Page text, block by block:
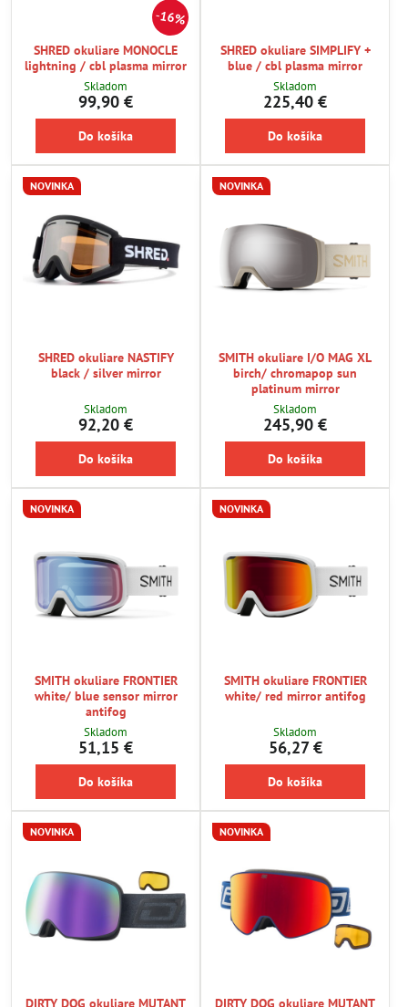
16%
SHRED okuliare MONOCLE
lightning / cbl plasma mirror
Skladom
99,90 €
Do košíka
SHRED okuliare SIMPLIFY +
blue / cbl plasma mirror
Skladom
225,40 €
Do košíka
NOVINKA
SHRED okuliare NASTIFY
black / silver mirror
Skladom
92,20 €
Do košíka
NOVINKA
SMITH okuliare I/O MAG XL
birch/ chromapop sun
platinum mirror
Skladom
245,90 €
Do košíka
NOVINKA
SMITH okuliare FRONTIER
white/ blue sensor mirror
antifog
Skladom
51,15 €
Do košíka
NOVINKA
SMITH okuliare FRONTIER
white/ red mirror antifog
Skladom
56,27 €
Do košíka
NOVINKA
DIRTY DOG okuliare MUTANT
NOVINKA
DIRTY DOG okuliare MUTANT